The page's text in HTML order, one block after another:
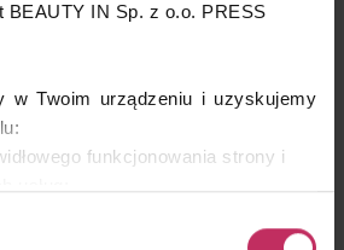
BEAUTY IN Sp. z o.o. PRESS
w Twoim urządzeniu i uzyskujemy
funkcjonowania strony i
użytkowników w celu ich lepszego
nie tylko stymulować – skóra i jej
systemy antyoksydacji